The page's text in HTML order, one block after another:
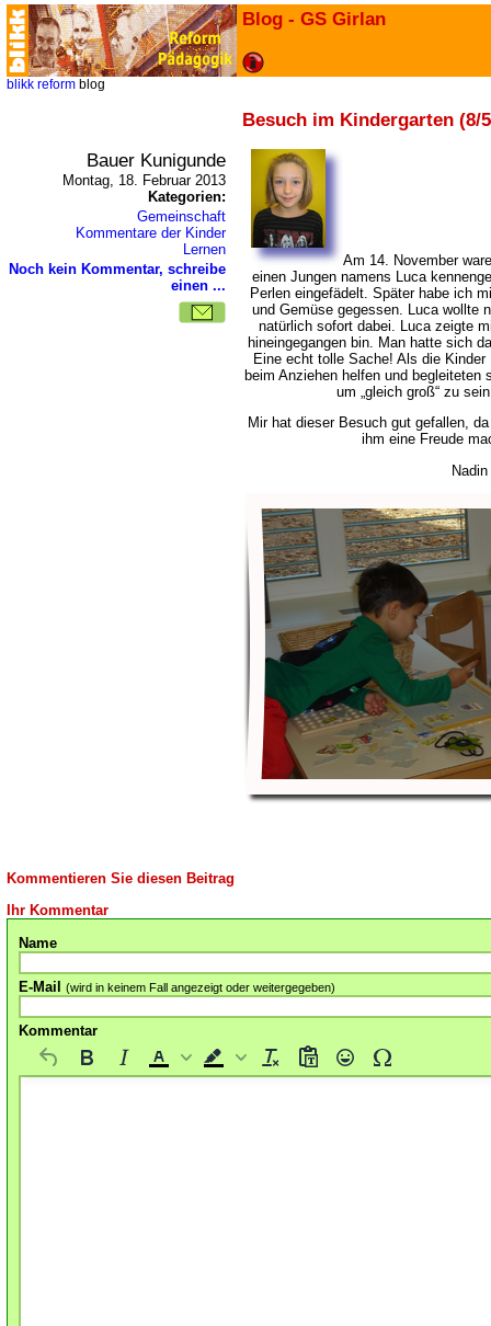
Blog - GS Girlan
blikk reform blog
Besuch im Kindergarten (8/
Bauer Kunigunde
Montag, 18. Februar 2013
Kategorien:
Gemeinschaft
Kommentare der Kinder
Lernen
Noch kein Kommentar, schreibe
einen ...
Am 14. November
einen Jungen namens Luca
Perlen eingefädelt. Später habe ich
und Gemüse gegessen. Luca wollte
natürlich sofort dabei. Luca zeigte
hineingegangen bin. Man hatte sich
Eine echt tolle Sache! Als die
beim Anziehen helfen und
um „gleich groß“ zu
Mir hat dieser Besuch gut gefallen,
ihm eine Freude
Nadin
Kommentieren Sie diesen Beitrag
Ihr Kommentar
Name
E-Mail (wird in keinem Fall angezeigt oder weitergegeben)
Kommentar